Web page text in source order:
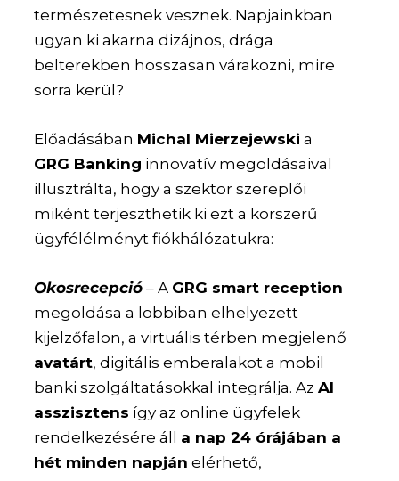
természetesnek vesznek. Napjainkban
ugyan ki akarna dizájnos, drága
belterekben hosszasan várakozni, mire
sorra kerül?
Előadásában Michal Mierzejewski a
GRG Banking innovatív megoldásaival
illusztrálta, hogy a szektor szereplői
miként terjeszthetik ki ezt a korszerű
ügyfélélményt fiókhálózatukra:
Okosrecepció – A GRG smart reception
megoldása a lobbiban elhelyezett
kijelzőfalon, a virtuális térben megjelenő
avatárt, digitális emberalakot a mobil
banki szolgáltatásokkal integrálja. AzAI
asszisztens így az online ügyfelek
rendelkezésére áll a nap 24 órájában a
hét minden napján elérhető,